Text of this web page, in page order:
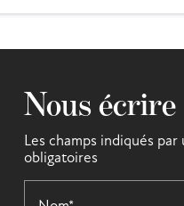
Nous écrire
Les champs indiqués
obligatoires